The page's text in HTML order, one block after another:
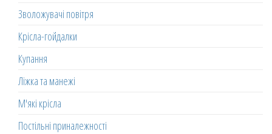
Зволожувачі повітря
Крісла-гойдалки
Купання
Ліжка та манежі
М'які крісла
Постільні приналежності